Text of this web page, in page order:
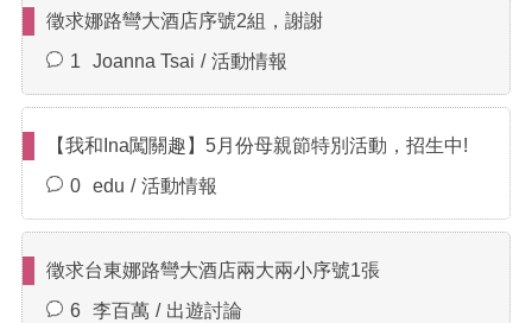
討論區
聯絡我們
徵求娜路彎大酒店序號2組，謝謝
1
Joanna Tsai 活動情報
【我和Ina闖關趣】5月份母親節特別活動，招生中!
0
edu 活動情報
徵求台東娜路彎大酒店兩大兩小序號1張
6
李百萬 出遊討論